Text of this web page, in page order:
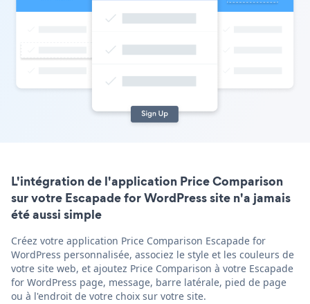
L'intégration de l'application Price Comparison
sur votre Escapade for WordPress site n'a jamais
été aussi simple
Créez votre application Price Comparison Escapade for
WordPress personnalisée, associez le style et les couleurs de
votre site web, et ajoutez Price Comparison à votre Escapade
for WordPress page, message, barre latérale, pied de page
ou à l'endroit de votre choix sur votre site.